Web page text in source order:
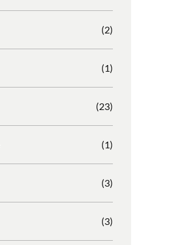
(2)
(1)
(23)
(1)
(3)
(3)